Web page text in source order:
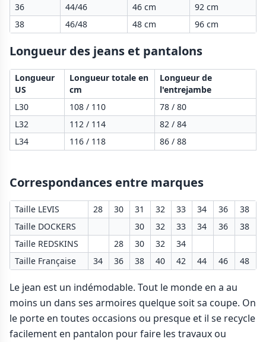
36 44/46 46 cm
92 cm
38
46/48 48 cm 96 cm
Longueur des jeans et pantalons
Longueur
US
Longueur totale en
cm
Longueur de
l'entrejambe
L30
108 / 110
78 / 80
L32
112 / 114
82 / 84
L34
116 / 118 86 / 88
Correspondances entre marques
Taille LEVIS 28 30 31 32 33 34 36
38
Taille DOCKERS
30 32 33 34 36
38
Taille REDSKINS
28 30 32
34
Taille Française
34 36 38 40 42 44 46 48
Le jean est un indémodable. Tout le monde en a au
moins un dans ses armoires quelque soit sa coupe. On
le porte en toutes occasions ou presque et il se recycle
facilement en pantalon pour faire les travaux ou